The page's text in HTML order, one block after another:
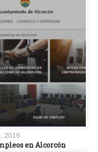
2019
en Alcorcón